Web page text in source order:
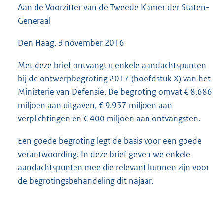
K
Aan de Voorzitter van de Tweede Kamer der Staten-
Generaal
Den Haag, 3 november 2016
Met deze brief ontvangt u enkele aandachtspunten
bij de ontwerpbegroting 2017 (hoofdstuk X) van het
Ministerie van Defensie. De begroting omvat € 8.686
miljoen aan uitgaven, € 9.937 miljoen aan
verplichtingen en € 400 miljoen aan ontvangsten.
Een goede begroting legt de basis voor een goede
verantwoording. In deze brief geven we enkele
aandachtspunten mee die relevant kunnen zijn voor
de begrotingsbehandeling dit najaar.